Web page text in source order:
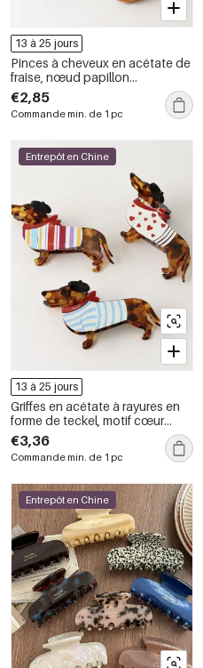
13 à 25 jours
Pinces à cheveux en acétate de
fraise, nœud papillon
décontracté, série simple
€2,85
Commande min. de 1 pc
Entrepôt en Chine
13 à 25 jours
Griffes en acétate à rayures en
forme de teckel, motif cœur
mignon et dessin animé, série
simple
€3,36
Commande min. de 1 pc
Entrepôt en Chine